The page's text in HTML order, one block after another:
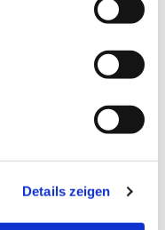
Details zeigen